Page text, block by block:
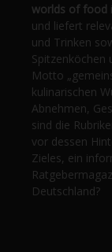
worlds of food
und liefert
und Trinken
Spitzenköchen
Motto
kulinarischen
Abnehmen,
sind die
vor dessen
Zieles, ein
Deutschland?